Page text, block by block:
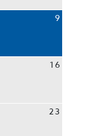
de 9
16
23